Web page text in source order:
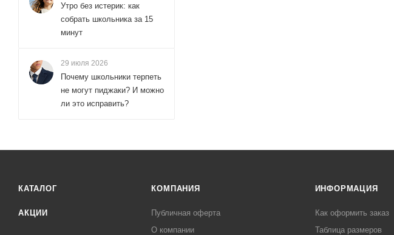
Утро без истерик: как
собрать школьника за 15
минут
29 июля 2026
Почему школьники терпеть
не могут пиджаки? И можно
ли это исправить?
КАТАЛОГ
АКЦИИ
КОМПАНИЯ
Публичная оферта
О компании
ИНФОРМАЦИЯ
Как оформить заказ
Таблица размеров